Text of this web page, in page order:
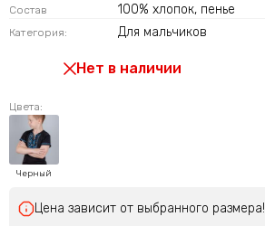
Состав 100% хлопок, пенье
Категория: Для мальчиков
Нет в наличии
Цвета:
Черный
Цена зависит от выбранного размера!